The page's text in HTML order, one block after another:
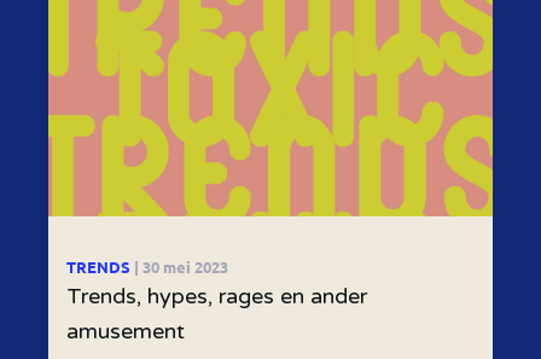
TRENDS | 30 mei 2023
Trends, hypes, rages en ander
amusement